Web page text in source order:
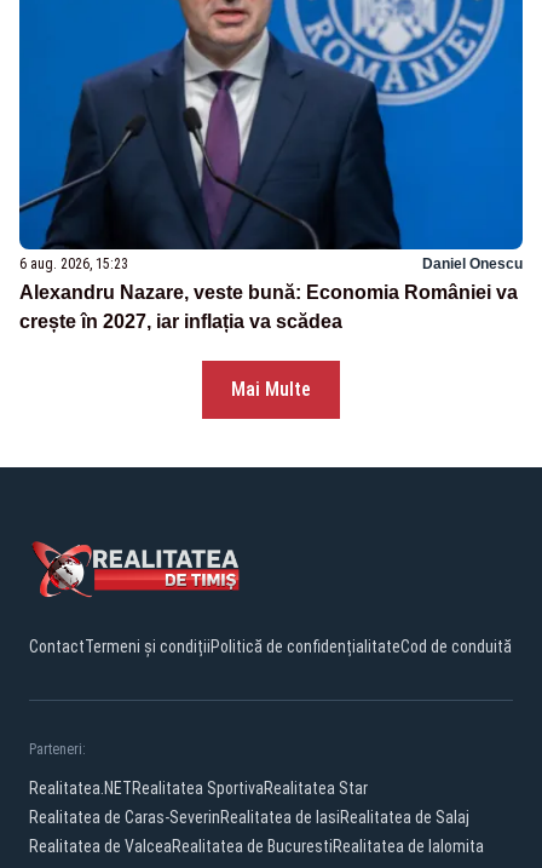
6 aug. 2026, 15:23 Daniel Onescu
Alexandru Nazare, veste bună: Economia României va
crește în 2027, iar inflația va scădea
Mai Multe
ContactTermeni și condițiiPolitică de confidențialitateCod de conduită
Parteneri:
Realitatea.NETRealitatea SportivaRealitatea Star
Realitatea de Caras-SeverinRealitatea de IasiRealitatea de Salaj
Realitatea de ValceaRealitatea de BucurestiRealitatea de Ialomita